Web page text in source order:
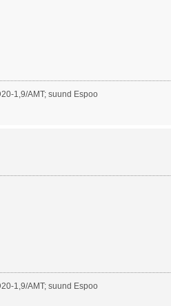
1,9/AMT; suund Espoo
1,9/AMT; suund Espoo